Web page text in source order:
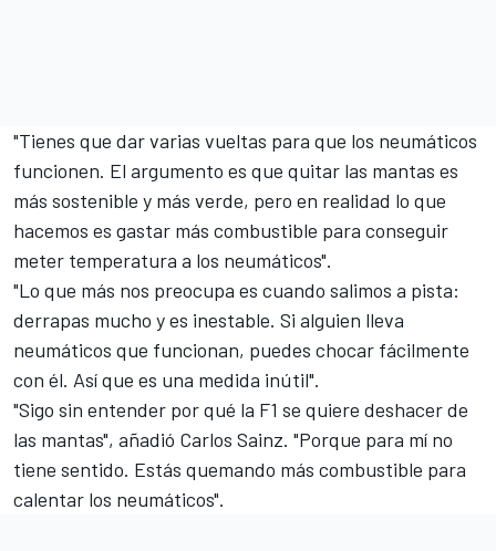
"Tienes que dar varias vueltas para que los neumáticos
funcionen. El argumento es que quitar las mantas es
más sostenible y más verde, pero en realidad lo que
hacemos es gastar más combustible para conseguir
meter temperatura a los neumáticos".
"Lo que más nos preocupa es cuando salimos a pista:
derrapas mucho y es inestable. Si alguien lleva
neumáticos que funcionan, puedes chocar fácilmente
con él. Así que es una medida inútil".
"Sigo sin entender por qué la F1 se quiere deshacer de
las mantas", añadió Carlos Sainz. "Porque para mí no
tiene sentido. Estás quemando más combustible para
calentar los neumáticos".